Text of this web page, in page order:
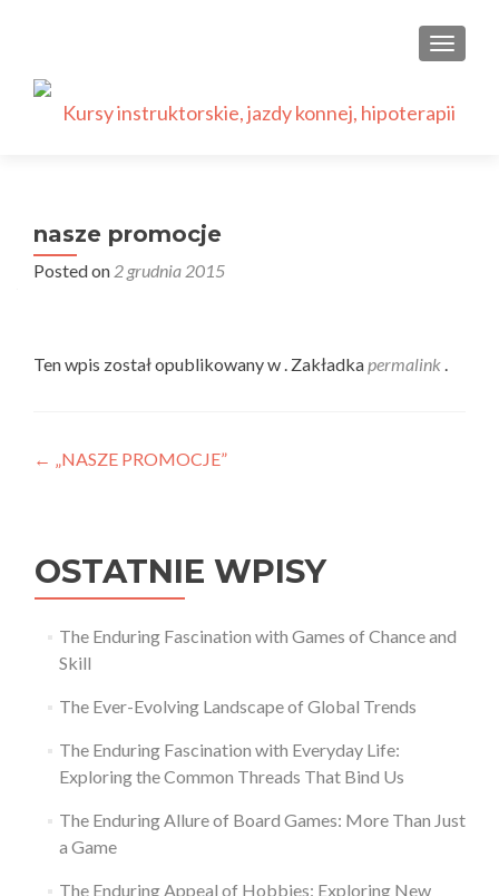
nasze promocje
Posted on 2 grudnia 2015
Ten wpis został opublikowany w . Zakładkapermalink .
Nawigacja
← „NASZE PROMOCJE”
OSTATNIE WPISY
The Enduring Fascination with Games of Chance and
Skill
The Ever-Evolving Landscape of Global Trends
The Enduring Fascination with Everyday Life:
Exploring the Common Threads That Bind Us
The Enduring Allure of Board Games: More Than Just
a Game
The Enduring Appeal of Hobbies: Exploring New